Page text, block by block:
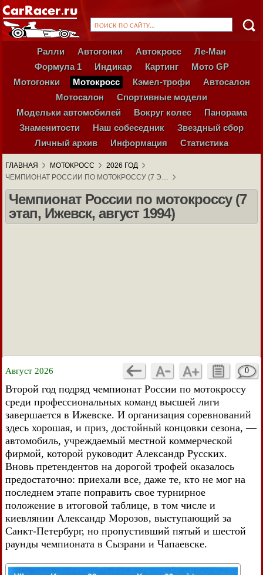
Ралли Автогонки Автокросс
Ле-Ман
Формула 1
Индикар Картинг
Мото GP
Мотогонки
Мотокросс Кэмел-трофи
Автосалон
Мотосалон
Спортивные модели
Модельки автомобилей
Вокруг колес
Панорама
Знаменитости
Наш собеседник
Звездный сбор
Личный архив
Информация Статистика
ГЛАВНАЯ МОТОКРОСС
2026 ГОД
ЧЕМПИОНАТ РОССИИ ПО МОТОКРОССУ (7 Э…
Чемпионат России по мотокроссу (7
этап, Ижевск, август 1994)
Август 2026 0
Второй год подряд чемпионат России по мотокроссу
среди профессиональных команд высшей лиги
завершается в Ижевске. И организация соревнований
здесь хорошая, и приз, достойный концовки сезона, —
автомобиль, учреждаемый местной коммерческой
фирмой, которой руководит Александр Русских.
Вновь претендентов на дорогой трофей оказалось
предостаточно: приехали все, даже те, кто не мог на
последнем этапе поправить свое турнирное
положение в итоговой таблице, в том числе и
киевлянин Александр Морозов, выступающий за
Санкт-Петербург, но пропустивший пятый и шестой
раунды чемпионата в Сызрани и Чапаевске.